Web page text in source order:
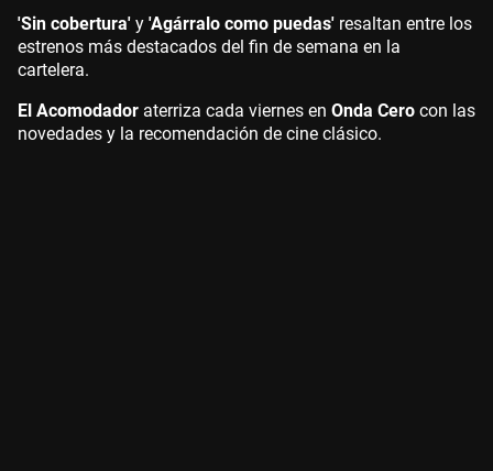
'Sin cobertura' y 'Agárralo como puedas' resaltan entre los
estrenos más destacados del fin de semana en la
cartelera.
El Acomodador aterriza cada viernes en Onda Cero con las
novedades y la recomendación de cine clásico.